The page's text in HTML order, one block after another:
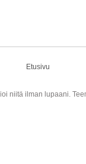
Etusivu
niitä ilman lupaani.